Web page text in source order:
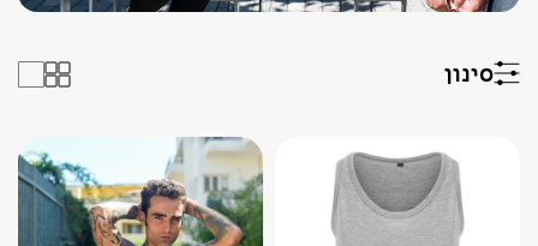
סינון